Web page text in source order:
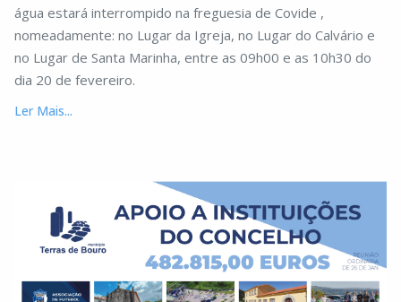
água estará interrompido na freguesia de Covide ,
nomeadamente: no Lugar da Igreja, no Lugar do Calvário e
no Lugar de Santa Marinha, entre as 09h00 e as 10h30 do
dia 20 de fevereiro.
Ler Mais...